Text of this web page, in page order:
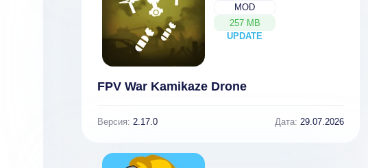
MOD
257 MB
UPDATE
NEW
FPV War Kamikaze Drone
Версия: 2.17.0 Дата: 29.07.2026